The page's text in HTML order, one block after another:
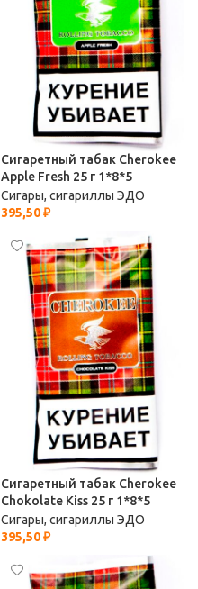
Сигаретный табак Cherokee
Apple Fresh 25 г 1*8*5
Сигары, сигариллы ЭДО
395,50₽
Сигаретный табак Cherokee
Chokolate Kiss 25 г 1*8*5
Сигары, сигариллы ЭДО
395,50₽